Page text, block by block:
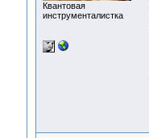
Квантовая
инструменталистка